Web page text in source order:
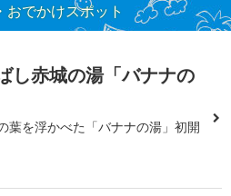
でかけスポット
し赤城の湯「バナナの
葉を浮かべた「バナナの湯」初開